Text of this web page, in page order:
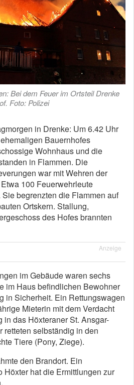
Bei dem Feuer im Ortsteil Drenke
Foto: Polizei
in Drenke: Um 6.42 Uhr
Bauernhofes
Wohnhaus und die
in Flammen. Die
war mit Wehren der
100 Feuerwehrleute
begrenzten die Flammen auf
Ortskern. Stallung,
des Hofes brannten
Anzeige
im Gebäude waren sechs
im Haus befindlichen Bewohner
in Sicherheit. Ein Rettungswagen
Mieterin mit dem Verdacht
in das Höxteraner St. Ansgar-
retteten selbständig in den
Tiere (Pony, Ziege).
den Brandort. Ein
Höxter hat die Ermittlungen zur